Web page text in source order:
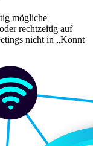
mögliche
rechtzeitig auf
nicht in „Könnt